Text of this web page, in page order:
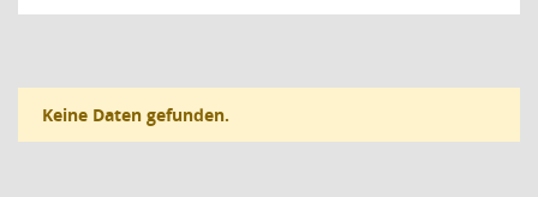
Keine Daten gefunden.